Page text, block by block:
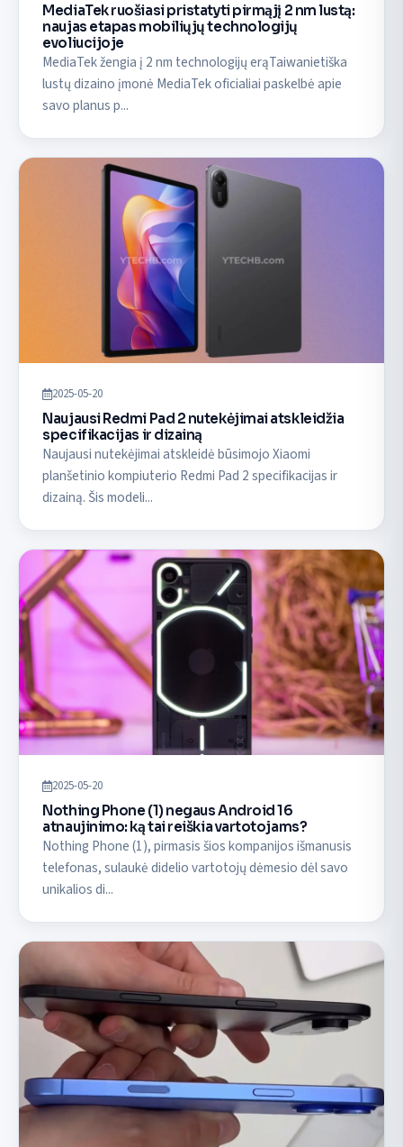
MediaTek ruošiasi pristatyti pirmąjį 2 nm lustą:
naujas etapas mobiliųjų technologijų
evoliucijoje
MediaTek žengia į 2 nm technologijų erąTaiwanietiška
lustų dizaino įmonė MediaTek oficialiai paskelbė apie
savo planus p...
2025-05-20
Naujausi Redmi Pad 2 nutekėjimai atskleidžia
specifikacijas ir dizainą
Naujausi nutekėjimai atskleidė būsimojo Xiaomi
planšetinio kompiuterio Redmi Pad 2 specifikacijas ir
dizainą. Šis modeli...
2025-05-20
Nothing Phone (1) negaus Android 16
atnaujinimo: ką tai reiškia vartotojams?
Nothing Phone (1), pirmasis šios kompanijos išmanusis
telefonas, sulaukė didelio vartotojų dėmesio dėl savo
unikalios di...